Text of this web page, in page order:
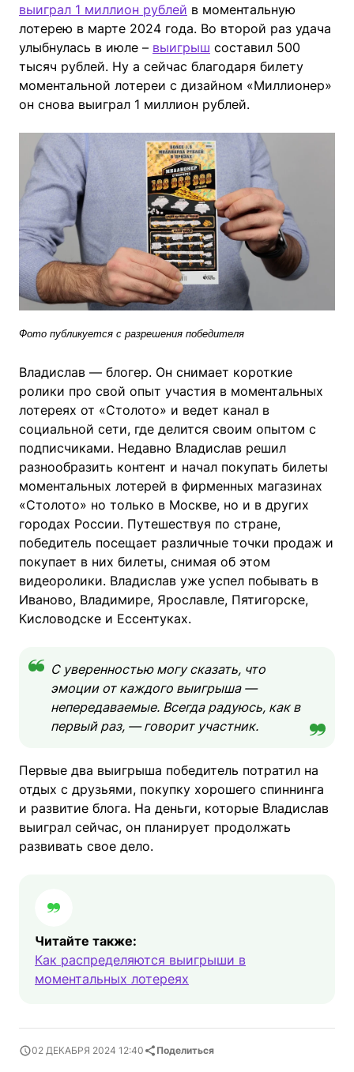
выиграл 1 миллион рублей в моментальную
лотерею в марте 2024 года. Во второй раз удача
улыбнулась в июле – выигрыш составил 500
тысяч рублей. Ну а сейчас благодаря билету
моментальной лотереи с дизайном «Миллионер»
он снова выиграл 1 миллион рублей.
Фото публикуется с разрешения победителя
Владислав — блогер. Он снимает короткие
ролики про свой опыт участия в моментальных
лотереях от «Столото» и ведет канал в
социальной сети, где делится своим опытом с
подписчиками. Недавно Владислав решил
разнообразить контент и начал покупать билеты
моментальных лотерей в фирменных магазинах
«Столото» но только в Москве, но и в других
городах России. Путешествуя по стране,
победитель посещает различные точки продаж и
покупает в них билеты, снимая об этом
видеоролики. Владислав уже успел побывать в
Иваново, Владимире, Ярославле, Пятигорске,
Кисловодске и Ессентуках.
С уверенностью могу сказать, что
эмоции от каждого выигрыша —
непередаваемые. Всегда радуюсь, как в
первый раз, — говорит участник.
Первые два выигрыша победитель потратил на
отдых с друзьями, покупку хорошего спиннинга
и развитие блога. На деньги, которые Владислав
выиграл сейчас, он планирует продолжать
развивать свое дело.
Читайте также:
Как распределяются выигрыши в
моментальных лотереях
02 ДЕКАБРЯ 2024 12:40 Поделиться